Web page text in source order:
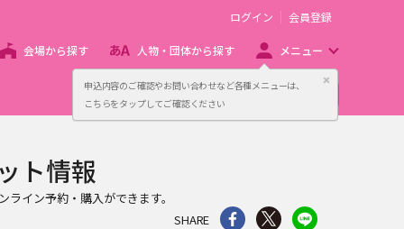
申込内容のご確認やお問い合わせなど各種メニューは、
こちらをタップしてご確認ください
閉じる
ログイン 会員登録
会場から探す 人物・団体から探す メニュー
主催者向け販売サービス
ト情報
イン予約・購入ができます。
SHARE
シェア Twitter